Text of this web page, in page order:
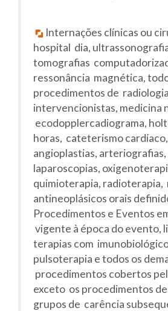
Internações clínicas ou
hospital dia,
tomografias
ressonância magnética,
procedimentos de radiologia
intervencionistas, medicina
ecodopplercadiograma,
horas, cateterismo
angioplastias,
laparoscopias,
quimioterapia, radioterapia,
antineoplásicos orais
Procedimentos e Eventos
vigente à época do evento,
terapias com
pulsoterapia e todos os
procedimentos cobertos
exceto os procedimentos
grupos de carência